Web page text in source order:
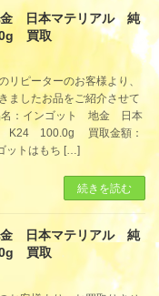
日本マテリアル 純
買取
リピーターのお客様より、
ましたお品をご紹介させて
名：インゴット 地金 日本
K24 100.0g 買取金額：
ットはもち […]
続きを読む
日本マテリアル 純
買取